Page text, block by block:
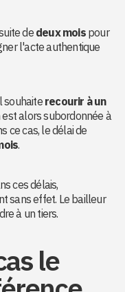
dedeux moispour
l'acte authentique
souhaite recourir à un
alors subordonnée à
ce cas, le délai de
.
ces délais,
sans effet. Le bailleur
à un tiers.
le